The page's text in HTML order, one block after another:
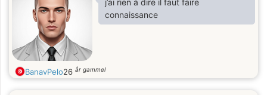
j’ai rien à dire il faut faire
connaissance
BanavPelo26 år gammel